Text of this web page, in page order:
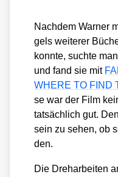
Nach­dem War­ner
gels wei­te­rer
konn­te, such­te
und fand sie mit
WHERE TO FIND
se war der Film
tat­säch­lich gut.
sein zu sehen, ob
den.
Die Dreh­ar­bei­ten